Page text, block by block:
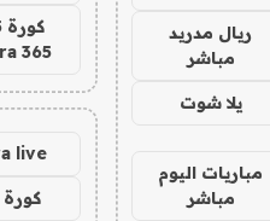
ريال مدريد
مباشر
يلا شوت
مباريات اليوم
مباشر
365
live
كورة